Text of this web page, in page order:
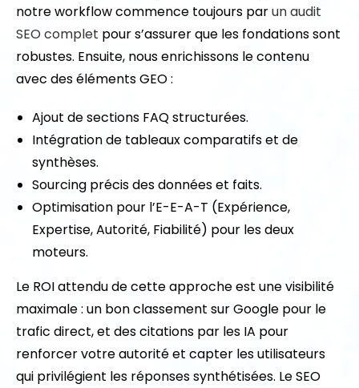
notre workflow commence toujours parun audit
SEO complet pour s’assurer que les fondations sont
robustes. Ensuite, nous enrichissons le contenu
avec des éléments GEO :
Ajout de sections FAQ structurées.
Intégration de tableaux comparatifs et de
synthèses.
Sourcing précis des données et faits.
Optimisation pour l’E-E-A-T (Expérience,
Expertise, Autorité, Fiabilité) pour les deux
moteurs.
Le ROI attendu de cette approche est une visibilité
maximale : un bon classement sur Google pour le
trafic direct, et des citations par les IA pour
renforcer votre autorité et capter les utilisateurs
qui privilégient les réponses synthétisées. Le SEO